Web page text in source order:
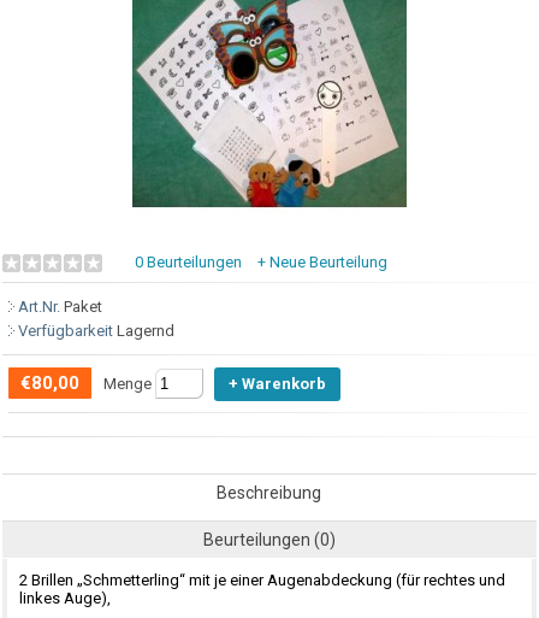
0 Beurteilungen + Neue Beurteilung
Art.Nr. Paket
Verfügbarkeit Lagernd
€80,00 Menge
Beschreibung
Beurteilungen (0)
2 Brillen „Schmetterling“ mit je einer Augenabdeckung (für rechtes und
linkes Auge),